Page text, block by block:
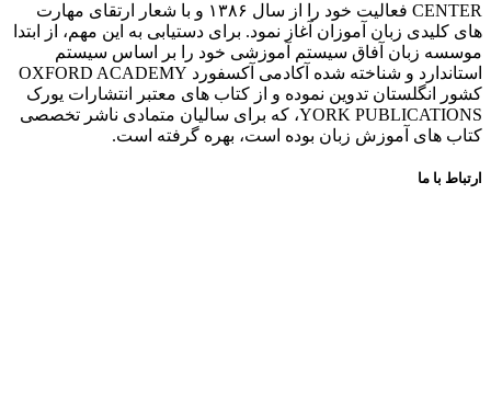
CENTER فعالیت خود را از سال ۱۳۸۶ و با شعار ارتقای مهارت
های کلیدی زبان آموزان آغاز نمود. برای دستیابی به این مهم، از ابتدا
موسسه زبان آفاق سیستم آموزشی خود را بر اساس سیستم
استاندارد و شناخته شده آکادمی آکسفورد OXFORD ACADEMY
کشور انگلستان تدوین نموده و از کتاب های معتبر انتشارات یورک
YORK PUBLICATIONS، که برای سالیان متمادی ناشر تخصصی
کتاب های آموزش زبان بوده است، بهره گرفته است.
ارتباط با ما